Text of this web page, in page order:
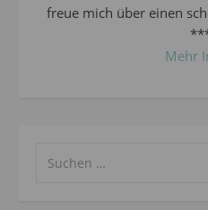
freue mich über einen
Mehr